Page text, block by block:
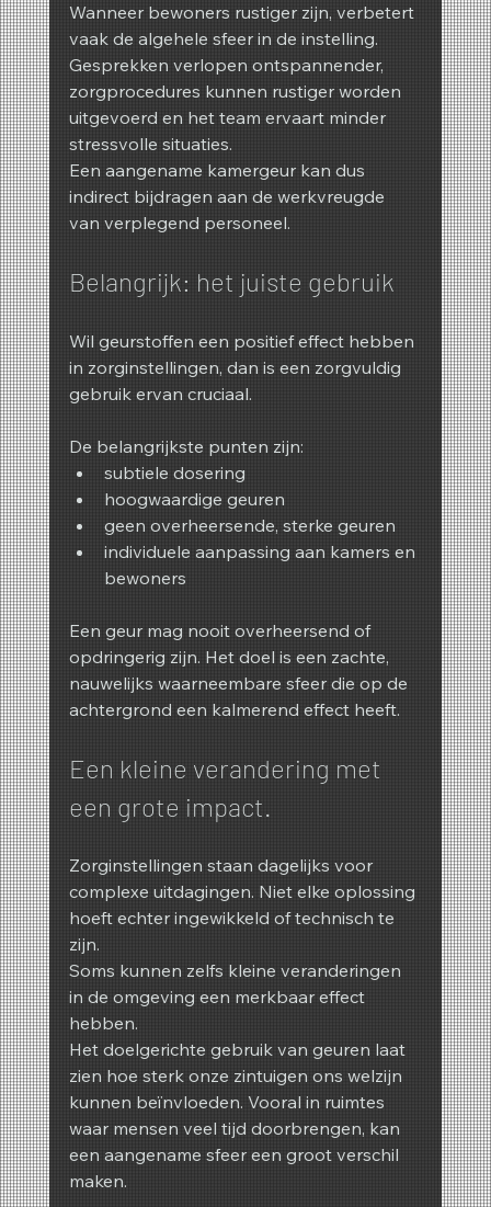
Wanneer bewoners rustiger zijn, verbetert
vaak de algehele sfeer in de instelling.
Gesprekken verlopen ontspannender,
zorgprocedures kunnen rustiger worden
uitgevoerd en het team ervaart minder
stressvolle situaties.
Een aangename kamergeur kan dus
indirect bijdragen aan de werkvreugde
van verplegend personeel.
Belangrijk: het juiste gebruik
Wil geurstoffen een positief effect hebben
in zorginstellingen, dan is een zorgvuldig
gebruik ervan cruciaal.
De belangrijkste punten zijn:
subtiele dosering
hoogwaardige geuren
geen overheersende, sterke geuren
individuele aanpassing aan kamers en
bewoners
Een geur mag nooit overheersend of
opdringerig zijn. Het doel is een zachte,
nauwelijks waarneembare sfeer die op de
achtergrond een kalmerend effect heeft.
Een kleine verandering met
een grote impact.
Zorginstellingen staan dagelijks voor
complexe uitdagingen. Niet elke oplossing
hoeft echter ingewikkeld of technisch te
zijn.
Soms kunnen zelfs kleine veranderingen
in de omgeving een merkbaar effect
hebben.
Het doelgerichte gebruik van geuren laat
zien hoe sterk onze zintuigen ons welzijn
kunnen beïnvloeden. Vooral in ruimtes
waar mensen veel tijd doorbrengen, kan
een aangename sfeer een groot verschil
maken.